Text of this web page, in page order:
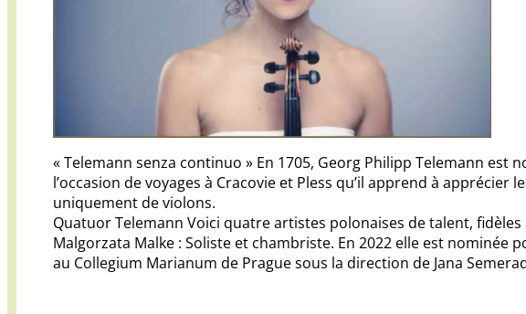
« Telemann senza continuo » En 1705, Georg Philipp Telemann est
l’occasion de voyages à Cracovie et Pless qu’il apprend à
uniquement de violons.
Quatuor Telemann Voici quatre artistes polonaises de talent,
Malgorzata Malke : Soliste et chambriste. En 2022 elle est
au Collegium Marianum de Prague sous la direction de Jana